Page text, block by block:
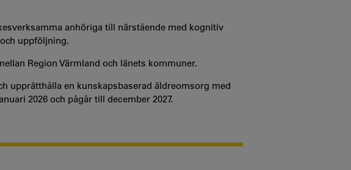
anhöriga till närstående med kognitiv
uppföljning.
Region Värmland och länets kommuner.
upprätthålla en kunskapsbaserad äldreomsorg med
2026 och pågår till december 2027.